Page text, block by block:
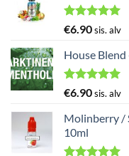
Arvostelu
5.00
/ 5
€6.90sis. alv
House
Arvostelu
5.00/ 5
€6.90sis. alv
Molinberry /
10ml